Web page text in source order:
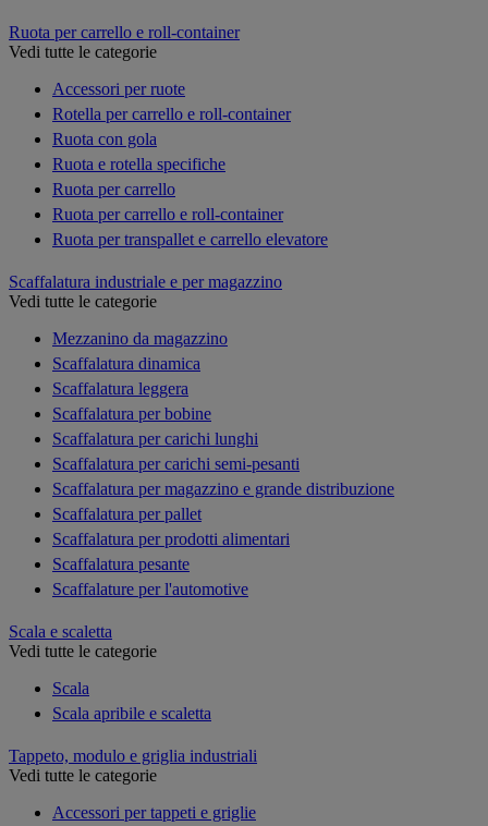
Ruota per carrello e roll-container
Vedi tutte le categorie
Accessori per ruote
Rotella per carrello e roll-container
Ruota con gola
Ruota e rotella specifiche
Ruota per carrello
Ruota per carrello e roll-container
Ruota per transpallet e carrello elevatore
Scaffalatura industriale e per magazzino
Vedi tutte le categorie
Mezzanino da magazzino
Scaffalatura dinamica
Scaffalatura leggera
Scaffalatura per bobine
Scaffalatura per carichi lunghi
Scaffalatura per carichi semi-pesanti
Scaffalatura per magazzino e grande distribuzione
Scaffalatura per pallet
Scaffalatura per prodotti alimentari
Scaffalatura pesante
Scaffalature per l'automotive
Scala e scaletta
Vedi tutte le categorie
Scala
Scala apribile e scaletta
Tappeto, modulo e griglia industriali
Vedi tutte le categorie
Accessori per tappeti e griglie